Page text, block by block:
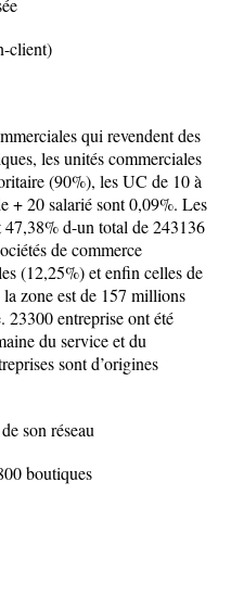
client)
qui revendent des
les unités commerciales
(90%), les UC de 10 à
+ 20 salarié sont 0,09%. Les
47,38% d-un total de 243136
de commerce
(12,25%) et enfin celles de
zone est de 157 millions
23300 entreprise ont été
du service et du
sont d’origines
son réseau
boutiques